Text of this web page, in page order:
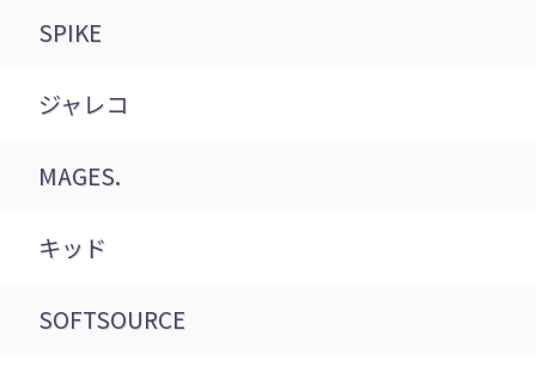
SPIKE
ジャレコ
MAGES.
キッド
SOFTSOURCE